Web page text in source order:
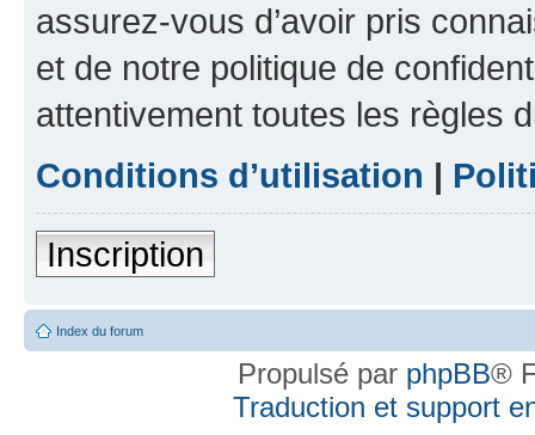
assurez-vous d’avoir pris
et de notre politique de
attentivement toutes les règles
Conditions d’utilisation |
Inscription
Index du forum
Propulsé par phpBB®
Traduction et support